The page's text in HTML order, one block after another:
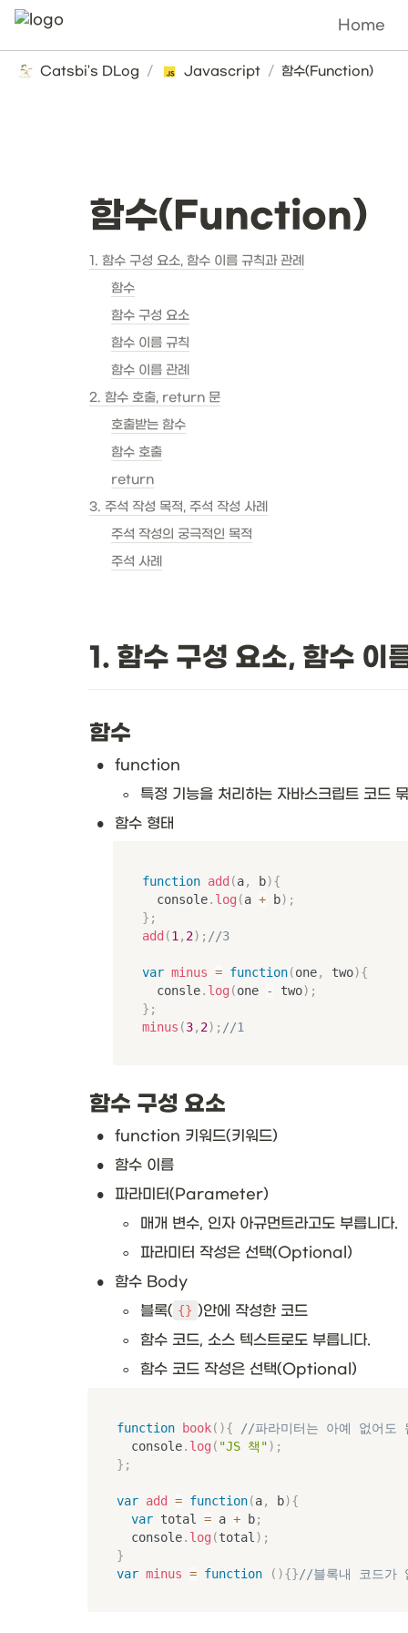
Home
Catsbi's DLog / Javascript / 함수(Function)
함수(Function)
1. 함수 구성 요소, 함수 이름 규칙과 관례
함수
함수 구성 요소
함수 이름 규칙
함수 이름 관례
2. 함수 호출, return 문
호출받는 함수
함수 호출
return
3. 주석 작성 목적, 주석 작성 사례
주석 작성의 궁극적인 목적
주석 사례
1. 함수 구성 요소, 함수 이
함수
• function
◦ 특정 기능을 처리하는 자바스크립트 코드
• 함수 형태
function add (a, b){
	console
. log (a + b) ;
} ;
add (1, 2) ; //3
var minus = function(one, two){
	consle
. log (one - two) ;
} ;
minus (3, 2) ; //1
함수 구성 요소
• function 키워드(키워드)
• 함수 이름
• 파라미터(Parameter)
◦ 매개 변수, 인자 아규먼트라고도 부릅니다.
◦ 파라미터 작성은 선택(Optional)
• 함수 Body
◦ 블록( {} )안에 작성한 코드
◦ 함수 코드, 소스 텍스트로도 부릅니다.
◦ 함수 코드 작성은 선택(Optional)
function book( ){
//파라미터는 아예 없어도
	console
. log ( "JS 책") ;
} ;
var add = function(a, b){
var total = a + b;
	console
. log (total ) ;
}
var minus = function ( ){}//블록내 코드가